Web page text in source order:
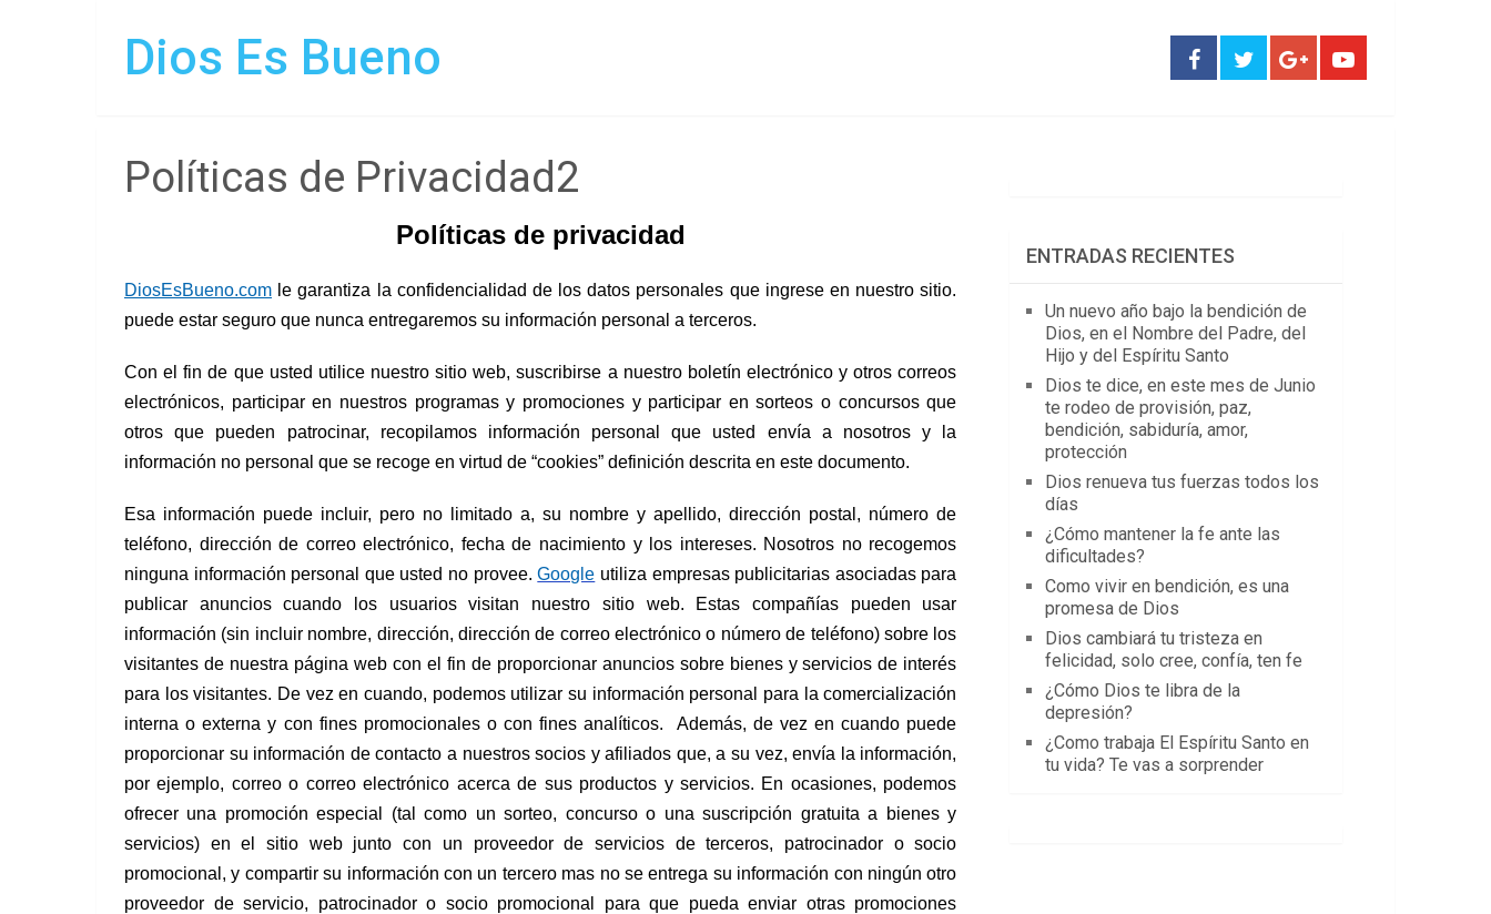
Dios Es Bueno
Políticas de Privacidad2
Políticas de privacidad
DiosEsBueno.com le garantiza la confidencialidad de los datos personales que ingrese en nuestro sitio.
puede estar seguro que nunca entregaremos su información personal a terceros.
Con el fin de que usted utilice nuestro sitio web, suscribirse a nuestro boletín electrónico y otros correos
electrónicos, participar en nuestros programas y promociones y participar en sorteos o concursos que
otros que pueden patrocinar, recopilamos información personal que usted envía a nosotros y la
información no personal que se recoge en virtud de “cookies” definición descrita en este documento.
Esa información puede incluir, pero no limitado a, su nombre y apellido, dirección postal, número de
teléfono, dirección de correo electrónico, fecha de nacimiento y los intereses. Nosotros no recogemos
ninguna información personal que usted no provee.Google utiliza empresas publicitarias asociadas para
publicar anuncios cuando los usuarios visitan nuestro sitio web. Estas compañías pueden usar
información (sin incluir nombre, dirección, dirección de correo electrónico o número de teléfono) sobre los
visitantes de nuestra página web con el fin de proporcionar anuncios sobre bienes y servicios de interés
para los visitantes. De vez en cuando, podemos utilizar su información personal para la comercialización
interna o externa y con fines promocionales o con fines analíticos. Además, de vez en cuando puede
proporcionar su información de contacto a nuestros socios y afiliados que, a su vez, envía la información,
por ejemplo, correo o correo electrónico acerca de sus productos y servicios. En ocasiones, podemos
ofrecer una promoción especial (tal como un sorteo, concurso o una suscripción gratuita a bienes y
servicios) en el sitio web junto con un proveedor de servicios de terceros, patrocinador o socio
promocional, y compartir su información con un tercero mas no se entrega su información con ningún otro
proveedor de servicio, patrocinador o socio promocional para que pueda enviar otras promociones
ENTRADAS RECIENTES
Un nuevo año bajo la bendición de
Dios, en el Nombre del Padre, del
Hijo y del Espíritu Santo
Dios te dice, en este mes de Junio
te rodeo de provisión, paz,
bendición, sabiduría, amor,
protección
Dios renueva tus fuerzas todos los
días
¿Cómo mantener la fe ante las
dificultades?
Como vivir en bendición, es una
promesa de Dios
Dios cambiará tu tristeza en
felicidad, solo cree, confía, ten fe
¿Cómo Dios te libra de la
depresión?
¿Como trabaja El Espíritu Santo en
tu vida? Te vas a sorprender